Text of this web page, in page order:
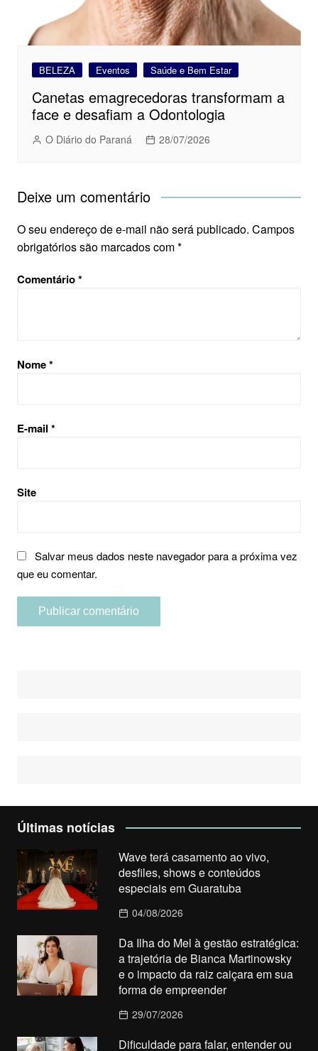
BELEZA Eventos Saúde e Bem Estar
Canetas emagrecedoras transformam a
face e desafiam a Odontologia
O Diário do Paraná 28/07/2026
Deixe um comentário
O seu endereço de e-mail não será publicado. Campos
obrigatórios são marcados com*
Comentário*
Nome*
E-mail *
Site
Salvar meus dados neste navegador para a próxima vez
que eu comentar.
Últimas notícias
Wave terá casamento ao vivo,
desfiles, shows e conteúdos
especiais em Guaratuba
04/08/2026
Da Ilha do Mel à gestão estratégica:
a trajetória de Bianca Martinowsky
e o impacto da raiz caiçara em sua
forma de empreender
29/07/2026
Dificuldade para falar, entender ou